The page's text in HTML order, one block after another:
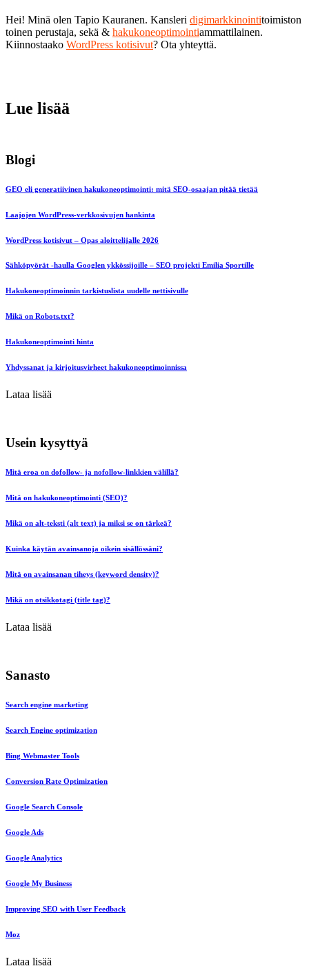
Hei! Minä olen Tapio Kauranen. Kansleri digimarkkinointitoimiston
toinen perustaja, sekä & hakukoneoptimointiammattilainen.
Kiinnostaako WordPress kotisivut? Ota yhteyttä.
Lue lisää
Blogi
GEO eli generatiivinen hakukoneoptimointi: mitä SEO-osaajan pitää tietää
Laajojen WordPress-verkkosivujen hankinta
WordPress kotisivut – Opas aloittelijalle 2026
Sähköpyörät -haulla Googlen ykkössijoille – SEO projekti Emilia Sportille
Hakukoneoptimoinnin tarkistuslista uudelle nettisivulle
Mikä on Robots.txt?
Hakukoneoptimointi hinta
Yhdyssanat ja kirjoitusvirheet hakukoneoptimoinnissa
Lataa lisää
Usein kysyttyä
Mitä eroa on dofollow- ja nofollow-linkkien välillä?
Mitä on hakukoneoptimointi (SEO)?
Mikä on alt-teksti (alt text) ja miksi se on tärkeä?
Kuinka käytän avainsanoja oikein sisällössäni?
Mitä on avainsanan tiheys (keyword density)?
Mikä on otsikkotagi (title tag)?
Lataa lisää
Sanasto
Search engine marketing
Search Engine optimization
Bing Webmaster Tools
Conversion Rate Optimization
Google Search Console
Google Ads
Google Analytics
Google My Business
Improving SEO with User Feedback
Moz
Lataa lisää